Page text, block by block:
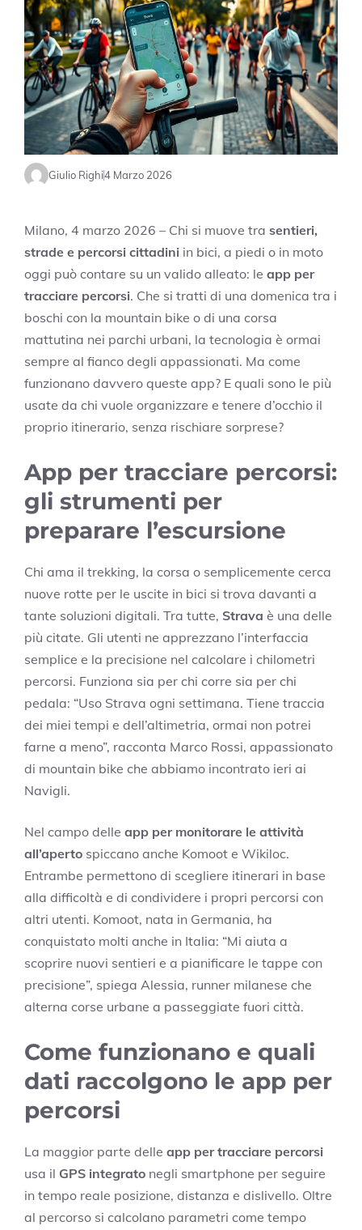
Giulio Righi4 Marzo 2026
Milano, 4 marzo 2026 – Chi si muove tra sentieri,
strade e percorsi cittadini in bici, a piedi o in moto
oggi può contare su un valido alleato: le app per
tracciare percorsi. Che si tratti di una domenica tra i
boschi con la mountain bike o di una corsa
mattutina nei parchi urbani, la tecnologia è ormai
sempre al fianco degli appassionati. Ma come
funzionano davvero queste app? E quali sono le più
usate da chi vuole organizzare e tenere d’occhio il
proprio itinerario, senza rischiare sorprese?
App per tracciare percorsi:
gli strumenti per
preparare l’escursione
Chi ama il trekking, la corsa o semplicemente cerca
nuove rotte per le uscite in bici si trova davanti a
tante soluzioni digitali. Tra tutte, Strava è una delle
più citate. Gli utenti ne apprezzano l’interfaccia
semplice e la precisione nel calcolare i chilometri
percorsi. Funziona sia per chi corre sia per chi
pedala: “Uso Strava ogni settimana. Tiene traccia
dei miei tempi e dell’altimetria, ormai non potrei
farne a meno”, racconta Marco Rossi, appassionato
di mountain bike che abbiamo incontrato ieri ai
Navigli.
Nel campo delle app per monitorare le attività
all’aperto spiccano anche Komoot e Wikiloc.
Entrambe permettono di scegliere itinerari in base
alla difficoltà e di condividere i propri percorsi con
altri utenti. Komoot, nata in Germania, ha
conquistato molti anche in Italia: “Mi aiuta a
scoprire nuovi sentieri e a pianificare le tappe con
precisione”, spiega Alessia, runner milanese che
alterna corse urbane a passeggiate fuori città.
Come funzionano e quali
dati raccolgono le app per
percorsi
La maggior parte delle app per tracciare percorsi
usa il GPS integrato negli smartphone per seguire
in tempo reale posizione, distanza e dislivello. Oltre
al percorso si calcolano parametri come tempo